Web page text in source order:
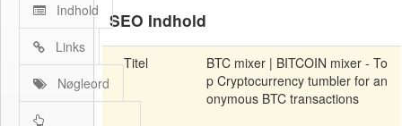
Indhold
Links
Nøgleord
SEO Indhold
Titel
BTC mixer | BITCOIN mixer - To
p Cryptocurrency tumbler for an
onymous BTC transactions